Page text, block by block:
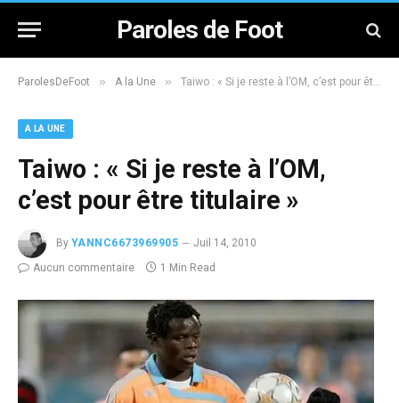
Paroles de Foot
ParolesDeFoot » A la Une » Taiwo : « Si je reste à l’OM, c’est pour être titulaire »
A LA UNE
Taiwo : « Si je reste à l’OM,
c’est pour être titulaire »
By YANNC6673969905
Juil 14, 2010
Aucun commentaire
1 Min Read